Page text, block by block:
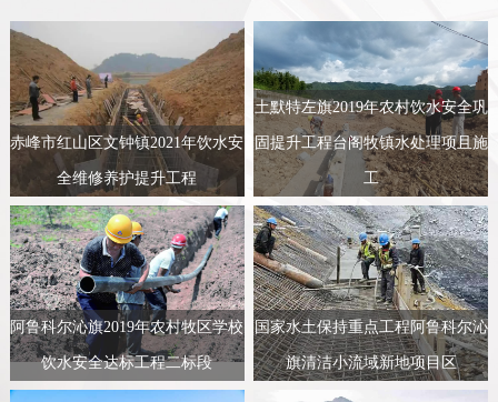
赤峰市红山区文钟镇2021年饮水安
全维修养护提升工程
土默特左旗2019年农村饮水安全巩
固提升工程台阁牧镇水处理项且施
工
阿鲁科尔沁旗2019年农村牧区学校
饮水安全达标工程二标段
国家水土保持重点工程阿鲁科尔沁
旗清洁小流域新地项目区